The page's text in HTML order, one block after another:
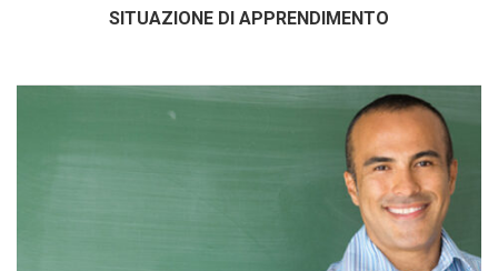
SITUAZIONE DI APPRENDIMENTO